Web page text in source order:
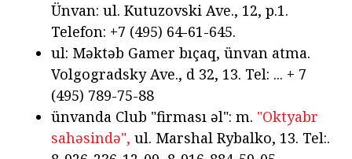
Ünvan: ul. Kutuzovski Ave., 12, p.1.
Telefon: +7 (495) 64-61-645.
ul: Məktəb Gamer bıçaq, ünvan atma.
Volgogradsky Ave., d 32, 13. Tel: ... + 7
(495) 789-75-88
ünvanda Club "firması əl": m. "Oktyabr
sahəsində", ul. Marshal Rybalko, 13. Tel:.